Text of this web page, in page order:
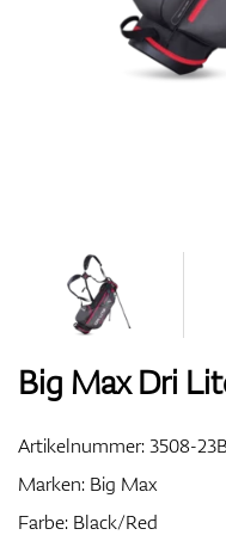
Big Max Dri
Artikelnummer:3508-
Marken: Big Max
Farbe: Black/Red